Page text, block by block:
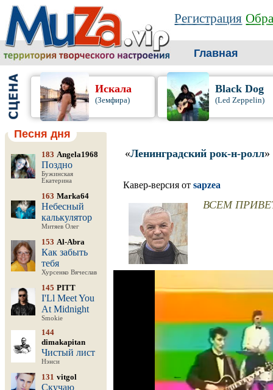
Регистрация
Главная
Искала
(Земфира)
Black Dog
(Led Zeppelin)
Песня дня
183 Angela1968
Поздно
Бужинская
Екатерина
163 Marka64
Небесный
калькулятор
Митяев Олег
153 Al-Abra
Как забыть
тебя
Хурсенко Вячеслав
145 PITT
I'Ll Meet You
At Midnight
Smokie
144
dimakapitan
Чистый лист
Нэнси
131 vitgol
Скучаю
«Ленинградский рок-н-ролл»
Кавер-версия от sapzea
ВСЕМ